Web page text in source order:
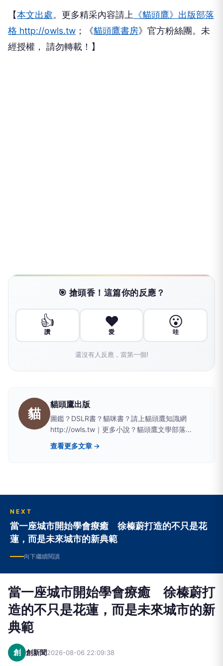
【本文出處。更多精采內容請上 《貓頭鷹》出版部落
格 http://owls.tw ；《貓頭鷹書房》官方粉絲團。未
經授權， 請勿轉載！】
🎯 搶頭香！這篇你的反應？
👍
讚
❤️
愛
😮
哇
還沒有人反應，當第一個!
貓
貓頭鷹出版
圖鑑？DSLR書？貓咪書？請上貓頭鷹知識網
http://owls.tw｜更多小說？貓頭鷹文學部落
http://owlblog.pixnet.net｜貓頭鷹也玩噗！贈獎
活動！ www.plurk.com/owl_book
查看更多文章 →
NEXT
當一座城市開始學會療癒 徐榛蔚打造的不只是花
蓮，而是未來城市的新典範
向下繼續閱讀
當一座城市開始學會療癒 徐榛蔚打
造的不只是花蓮，而是未來城市的新
典範
創 創新聞2026-08-06 22:09:38